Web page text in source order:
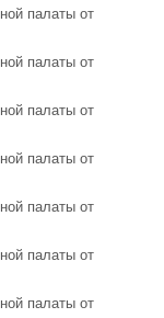
палаты от
палаты от
палаты от
палаты от
палаты от
палаты от
палаты от